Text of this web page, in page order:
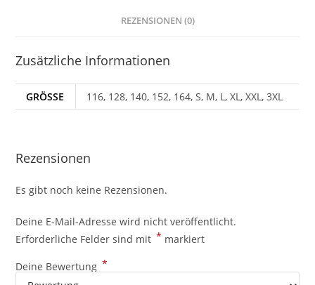
REZENSIONEN (0)
Zusätzliche Informationen
GRÖSSE 116, 128, 140, 152, 164, S, M, L, XL, XXL, 3XL
Rezensionen
Es gibt noch keine Rezensionen.
Deine E-Mail-Adresse wird nicht veröffentlicht.
Erforderliche Felder sind mit * markiert
Deine Bewertung *